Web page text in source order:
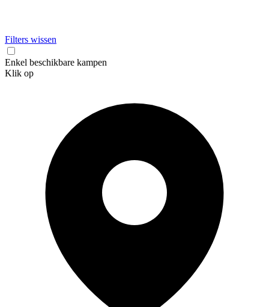
Filters wissen
Enkel beschikbare kampen
Klik op